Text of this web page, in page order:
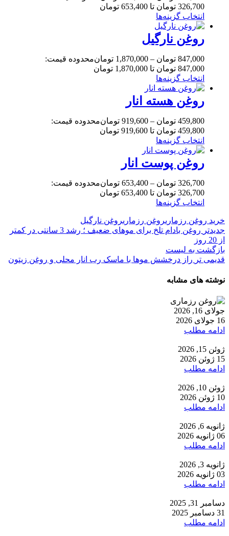
326,700 تومان تا 653,400 تومان
انتخاب گزینه‌ها
روغن نارگیل
847,000 تومان –
1,870,000 تومانمحدوده قیمت:
847,000 تومان تا 1,870,000 تومان
انتخاب گزینه‌ها
روغن هسته انار
459,800 تومان –
919,600 تومانمحدوده قیمت:
459,800 تومان تا 919,600 تومان
انتخاب گزینه‌ها
روغن پوست انار
326,700 تومان –
653,400 تومانمحدوده قیمت:
326,700 تومان تا 653,400 تومان
انتخاب گزینه‌ها
خرید روغن رزماریروغن رزماریروغن نارگیل
جدیدتر
روغن بادام تلخ برای موهای ضعیف ؛ رشد 3 سانتی در کمتر
از 20 روز
بازگشت به لیست
قدیمی تر راز درخشش موها با ماسک رب انار محلی و روغن زیتون
نوشته های مشابه
جولای 16, 2026
16 جولای 2026
ادامه مطلب
ژوئن 15, 2026
15 ژوئن 2026
ادامه مطلب
ژوئن 10, 2026
10 ژوئن 2026
ادامه مطلب
ژانویه 6, 2026
06 ژانویه 2026
ادامه مطلب
ژانویه 3, 2026
03 ژانویه 2026
ادامه مطلب
دسامبر 31, 2025
31 دسامبر 2025
ادامه مطلب